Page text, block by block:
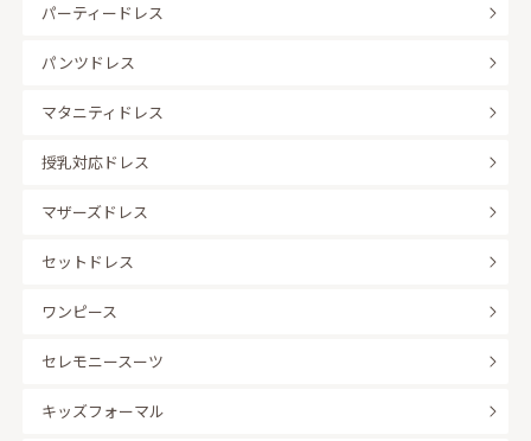
パーティードレス
パンツドレス
マタニティドレス
授乳対応ドレス
マザーズドレス
セットドレス
ワンピース
セレモニースーツ
キッズフォーマル